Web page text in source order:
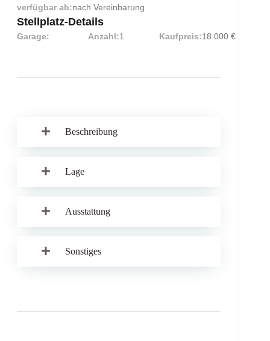
verfügbar ab:nach Vereinbarung
Stellplatz-Details
Garage: Anzahl:1 Kaufpreis:18.000 €
Beschreibung
Lage
Ausstattung
Sonstiges